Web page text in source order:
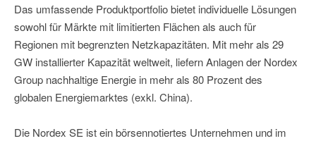
Das umfassende Produktportfolio bietet individuelle Lösungen
sowohl für Märkte mit limitierten Flächen als auch für
Regionen mit begrenzten Netzkapazitäten. Mit mehr als 29
GW installierter Kapazität weltweit, liefern Anlagen der Nordex
Group nachhaltige Energie in mehr als 80 Prozent des
globalen Energiemarktes (exkl. China).
Die Nordex SE ist ein börsennotiertes Unternehmen und im